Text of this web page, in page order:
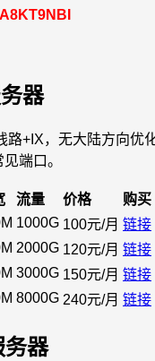
器
路+IX，无大陆方向优
端口。
流量 价格
购买
1000G 100元/月 链接
2000G 120元/月 链接
3000G 150元/月 链接
8000G 240元/月 链接
务器